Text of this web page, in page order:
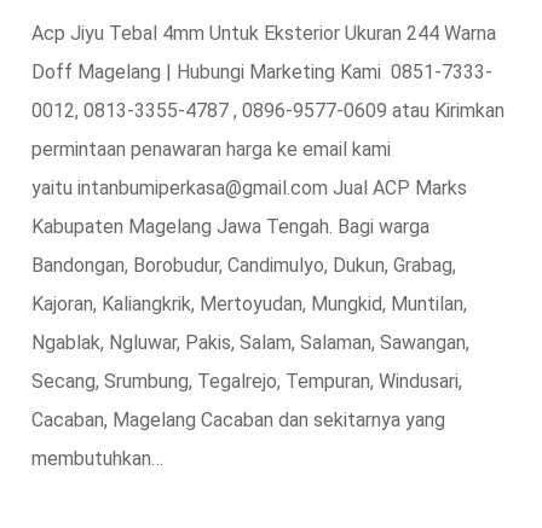
Acp Jiyu Tebal 4mm Untuk Eksterior Ukuran 244 Warna
Doff Magelang | Hubungi Marketing Kami 0851-7333-
0012, 0813-3355-4787 , 0896-9577-0609 atau Kirimkan
permintaan penawaran harga ke email kami
yaitu intanbumiperkasa@gmail.com Jual ACP Marks
Kabupaten Magelang Jawa Tengah. Bagi warga
Bandongan, Borobudur, Candimulyo, Dukun, Grabag,
Kajoran, Kaliangkrik, Mertoyudan, Mungkid, Muntilan,
Ngablak, Ngluwar, Pakis, Salam, Salaman, Sawangan,
Secang, Srumbung, Tegalrejo, Tempuran, Windusari,
Cacaban, Magelang Cacaban dan sekitarnya yang
membutuhkan…